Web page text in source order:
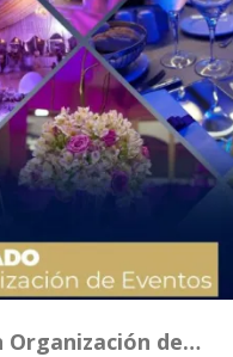
Organización de…